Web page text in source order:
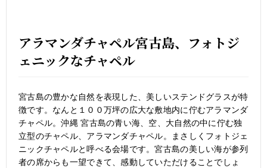
アラマンダチャペル宮古島、フォトジ
ェニックなチャペル
宮古島の豊かな自然を表現した、美しいステンドグラスが特
徴です。なんと１００万坪の広大な敷地内に佇むアラマンダ
チャペル。沖縄 宮古島の青い海、空、大自然の中に佇む独
立型のチャペル、アラマンダチャペル。まさしくフォトジェ
ニックチャペルと呼べる会場です。宮古島の美しい海が参列
者の席からも一望できて、感動していただけることでしょ